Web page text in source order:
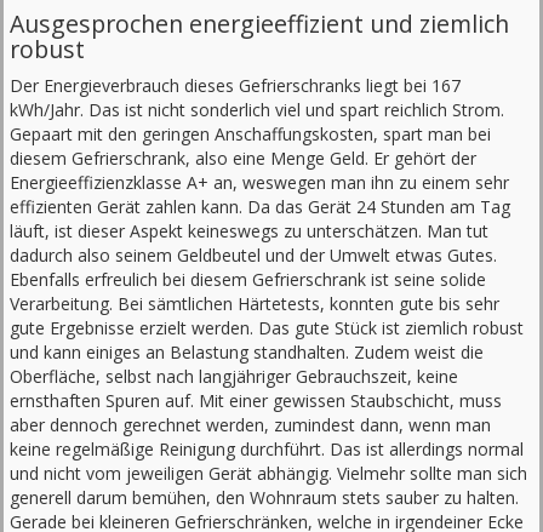
Ausgesprochen energieeffizient und ziemlich
robust
Der Energieverbrauch dieses Gefrierschranks liegt bei 167
kWh/Jahr. Das ist nicht sonderlich viel und spart reichlich Strom.
Gepaart mit den geringen Anschaffungskosten, spart man bei
diesem Gefrierschrank, also eine Menge Geld. Er gehört der
Energieeffizienzklasse A+ an, weswegen man ihn zu einem sehr
effizienten Gerät zahlen kann. Da das Gerät 24 Stunden am Tag
läuft, ist dieser Aspekt keineswegs zu unterschätzen. Man tut
dadurch also seinem Geldbeutel und der Umwelt etwas Gutes.
Ebenfalls erfreulich bei diesem Gefrierschrank ist seine solide
Verarbeitung. Bei sämtlichen Härtetests, konnten gute bis sehr
gute Ergebnisse erzielt werden. Das gute Stück ist ziemlich robust
und kann einiges an Belastung standhalten. Zudem weist die
Oberfläche, selbst nach langjähriger Gebrauchszeit, keine
ernsthaften Spuren auf. Mit einer gewissen Staubschicht, muss
aber dennoch gerechnet werden, zumindest dann, wenn man
keine regelmäßige Reinigung durchführt. Das ist allerdings normal
und nicht vom jeweiligen Gerät abhängig. Vielmehr sollte man sich
generell darum bemühen, den Wohnraum stets sauber zu halten.
Gerade bei kleineren Gefrierschränken, welche in irgendeiner Ecke